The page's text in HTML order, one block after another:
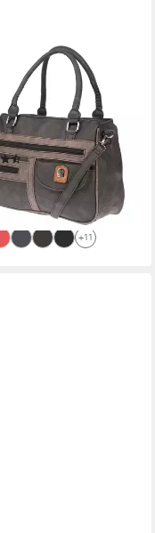
WIPPERMANN
Große Damen
Umhängetasche
(1 tlg),
(108)
€ UVP 34,95 €
- in 2-3 Werktagen bei dir
+11